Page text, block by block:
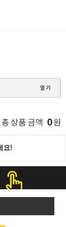
열기
총 상품 금액 0원